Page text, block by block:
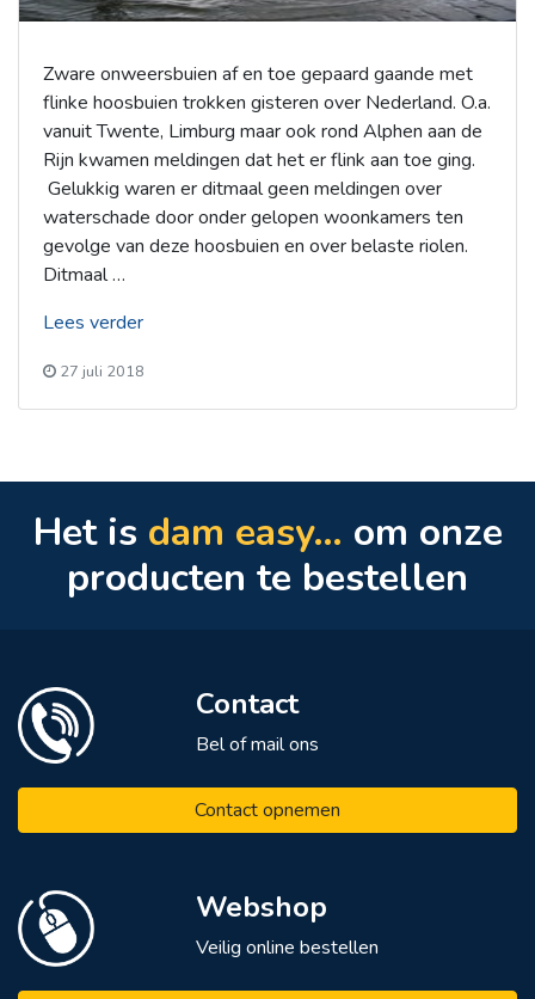
resultaat
van
één
hoosbui!”
Zware onweersbuien af en toe gepaard gaande met
flinke hoosbuien trokken gisteren over Nederland. O.a.
vanuit Twente, Limburg maar ook rond Alphen aan de
Rijn kwamen meldingen dat het er flink aan toe ging.
Gelukkig waren er ditmaal geen meldingen over
waterschade door onder gelopen woonkamers ten
gevolge van deze hoosbuien en over belaste riolen.
Ditmaal …
Lees verder“Ook
weer
Hoosbuien
van
het
land!”
27 juli 2018
Het is dam easy… om onze
producten te bestellen
Contact
Bel of mail ons
Contact opnemen
Webshop
Veilig online bestellen